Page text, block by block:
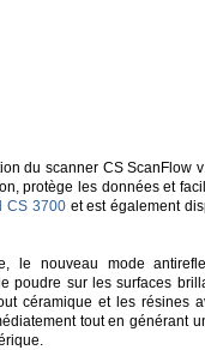
du scanner CS ScanFlow
protège les données et
CS 3700et est également
le nouveau mode
poudre sur les surfaces
céramique et les résines
tout en générant